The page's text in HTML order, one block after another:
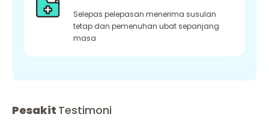
Selepas pelepasan menerima susulan
tetap dan pemenuhan ubat sepanjang
masa
Pesakit Testimoni